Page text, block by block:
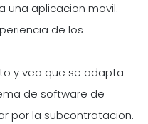
una aplicacion movil.
de los
y vea que se adapta
de software de
por la subcontratacion.